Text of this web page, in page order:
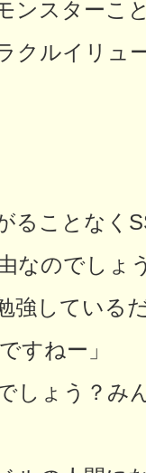
モンスタ
クルイリュ
ることなく
なのでしょ
強している
すねー」
しょう？み